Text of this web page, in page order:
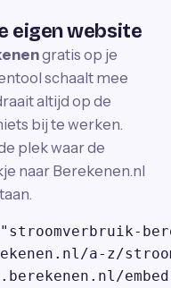
eigen website
gratis op je
schaalt mee
altijd op de
bij te werken.
plek waar de
naar Berekenen.nl
a-z/